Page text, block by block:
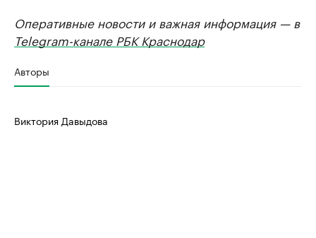
Оперативные новости и важная информация — в
Telegram-канале РБК Краснодар
Авторы
Виктория Давыдова